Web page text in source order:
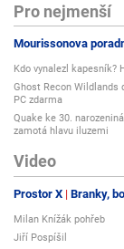
Pro nejmenší
Mourissonova
Kdo vynalezl kapesník?
Ghost Recon Wildlands
PC zdarma
Quake ke 30.
zamotá hlavu iluzemi
Video
Prostor X Branky,
Milan Knížák pohřeb
Jiří Pospíšil